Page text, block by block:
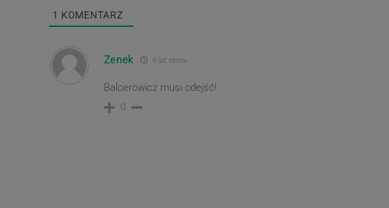
1 KOMENTARZ
Zenek 6 lat temu
Balcerowicz musi odejść!
0